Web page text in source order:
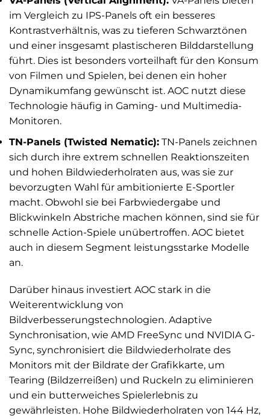
im Vergleich zu IPS-Panels oft ein besseres
Kontrastverhältnis, was zu tieferen Schwarztönen
und einer insgesamt plastischeren Bilddarstellung
führt. Dies ist besonders vorteilhaft für den Konsum
von Filmen und Spielen, bei denen ein hoher
Dynamikumfang gewünscht ist. AOC nutzt diese
Technologie häufig in Gaming- und Multimedia-
Monitoren.
TN-Panels (Twisted Nematic): TN-Panels zeichnen
sich durch ihre extrem schnellen Reaktionszeiten
und hohen Bildwiederholraten aus, was sie zur
bevorzugten Wahl für ambitionierte E-Sportler
macht. Obwohl sie bei Farbwiedergabe und
Blickwinkeln Abstriche machen können, sind sie für
schnelle Action-Spiele unübertroffen. AOC bietet
auch in diesem Segment leistungsstarke Modelle
an.
Darüber hinaus investiert AOC stark in die
Weiterentwicklung von
Bildverbesserungstechnologien. Adaptive
Synchronisation, wie AMD FreeSync und NVIDIA G-
Sync, synchronisiert die Bildwiederholrate des
Monitors mit der Bildrate der Grafikkarte, um
Tearing (Bildzerreißen) und Ruckeln zu eliminieren
und ein butterweiches Spielerlebnis zu
gewährleisten. Hohe Bildwiederholraten von 144 Hz,